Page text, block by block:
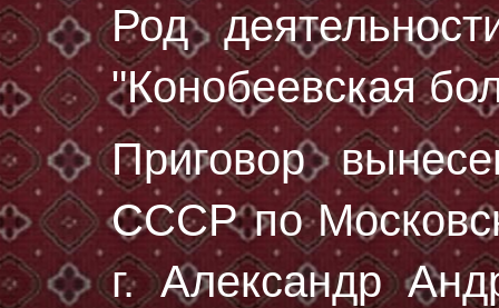
Род
"Конобеевская
Приговор
СССР по
г. Александр